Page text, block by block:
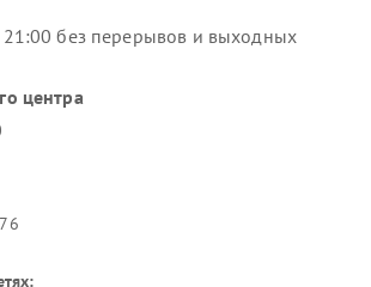
без перерывов и выходных
центра